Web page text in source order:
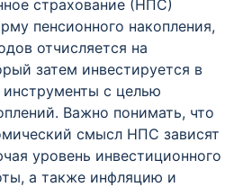
страхование (НПС)
пенсионного накопления,
отчисляется на
затем инвестируется в
с целью
Важно понимать, что
смысл НПС зависят
уровень инвестиционного
а также инфляцию и